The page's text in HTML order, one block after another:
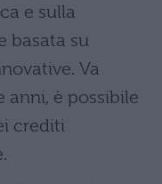
e sulla
basata su
Va
anni, è possibile
crediti